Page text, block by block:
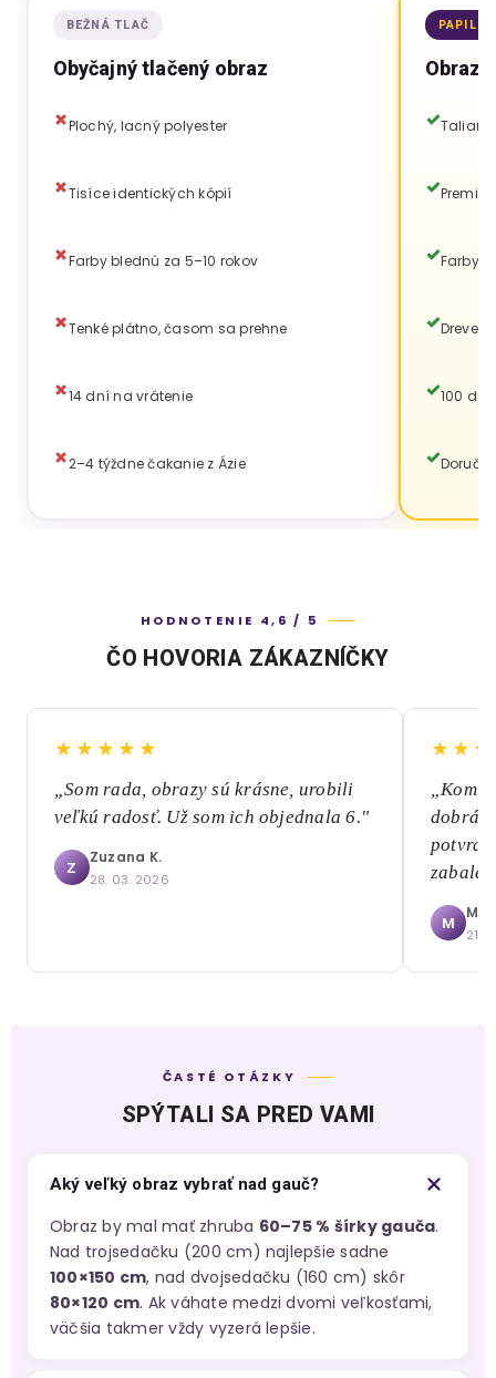
BEŽNÁ TLAČ
Obyčajný tlačený obraz
Plochý, lacný polyester
Tisíce identických kópií
Farby blednú za 5–10 rokov
Tenké plátno, časom sa prehne
14 dní na vrátenie
2–4 týždne čakanie z Ázie
Obraz
Farby
100 dní
HODNOTENIE 4,6 / 5
ČO HOVORIA ZÁKAZNÍČKY
★★★★★
„Som rada, obrazy sú krásne, urobili
veľkú radosť. Už som ich objednala 6."
Z
Zuzana K.
28. 03. 2026
dobrá,
M
21.
ČASTÉ OTÁZKY
SPÝTALI SA PRED VAMI
Aký veľký obraz vybrať nad gauč?
Obraz by mal mať zhruba 60–75 % šírky gauča.
Nad trojsedačku (200 cm) najlepšie sadne
100×150 cm, nad dvojsedačku (160 cm) skôr
80×120 cm. Ak váhate medzi dvomi veľkosťami,
väčšia takmer vždy vyzerá lepšie.